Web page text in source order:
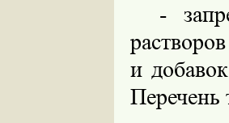
-
и
Перечень